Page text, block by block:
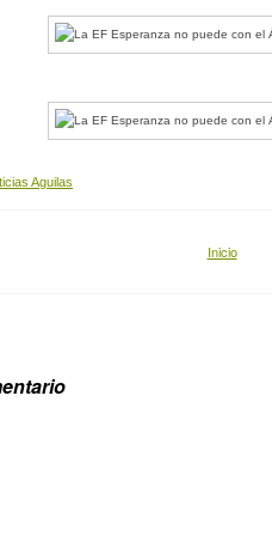
Aguilas
Inicio